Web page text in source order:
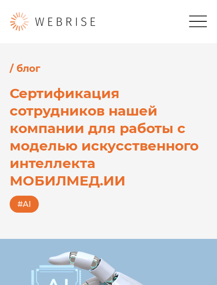
/ блог
Сертификация
сотрудников нашей
компании для работы с
моделью искусственного
интеллекта
МОБИЛМЕД.ИИ
#AI